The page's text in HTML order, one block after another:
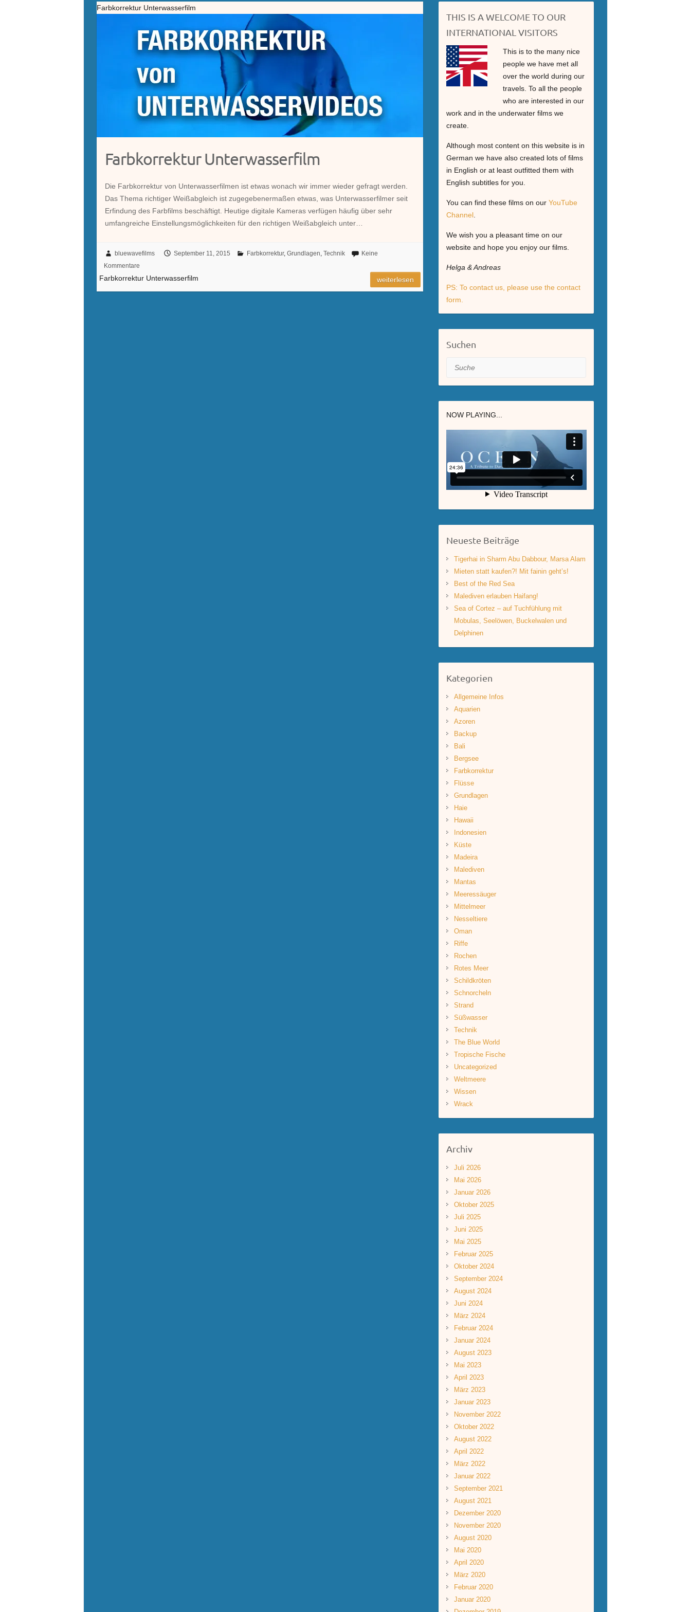
Farbkorrektur Unterwasserfilm
Farbkorrektur Unterwasserfilm
Die Farbkorrektur von Unterwasserfilmen ist etwas wonach wir immer wieder gefragt werden.
Das Thema richtiger Weißabgleich ist zugegebenermaßen etwas, was Unterwasserfilmer seit
Erfindung des Farbfilms beschäftigt. Heutige digitale Kameras verfügen häufig über sehr
umfangreiche Einstellungsmöglichkeiten für den richtigen Weißabgleich unter…
bluewavefilms September 11, 2015 Farbkorrektur, Grundlagen, Technik
Keine
Kommentare
Farbkorrektur Unterwasserfilm weiterlesen
THIS IS A WELCOME TO OUR
INTERNATIONAL VISITORS
This is to the many nice
people we have met all
over the world during our
travels. To all the people
who are interested in our
work and in the underwater films we
create.
Although most content on this website is in
German we have also created lots of films
in English or at least outfitted them with
English subtitles for you.
You can find these films on our YouTube
Channel.
We wish you a pleasant time on our
website and hope you enjoy our films.
Helga & Andreas
PS: To contact us, please use the contact
form.
Suchen
Suche
NOW PLAYING...
Neueste Beiträge
Tigerhai in Sharm Abu Dabbour, Marsa Alam
Mieten statt kaufen?! Mit fainin geht’s!
Best of the Red Sea
Malediven erlauben Haifang!
Sea of Cortez – auf Tuchfühlung mit
Mobulas, Seelöwen, Buckelwalen und
Delphinen
Kategorien
Allgemeine Infos
Aquarien
Azoren
Backup
Bali
Bergsee
Farbkorrektur
Flüsse
Grundlagen
Haie
Hawaii
Indonesien
Küste
Madeira
Malediven
Mantas
Meeressäuger
Mittelmeer
Nesseltiere
Oman
Riffe
Rochen
Rotes Meer
Schildkröten
Schnorcheln
Strand
Süßwasser
Technik
The Blue World
Tropische Fische
Uncategorized
Weltmeere
Wissen
Wrack
Archiv
Juli 2026
Mai 2026
Januar 2026
Oktober 2025
Juli 2025
Juni 2025
Mai 2025
Februar 2025
Oktober 2024
September 2024
August 2024
Juni 2024
März 2024
Februar 2024
Januar 2024
August 2023
Mai 2023
April 2023
März 2023
Januar 2023
November 2022
Oktober 2022
August 2022
April 2022
März 2022
Januar 2022
September 2021
August 2021
Dezember 2020
November 2020
August 2020
Mai 2020
April 2020
März 2020
Februar 2020
Januar 2020